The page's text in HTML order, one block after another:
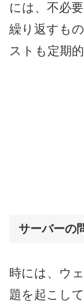
には、不必
繰り返すも
ストも定期
サーバーの
時には、ウ
題を起こし